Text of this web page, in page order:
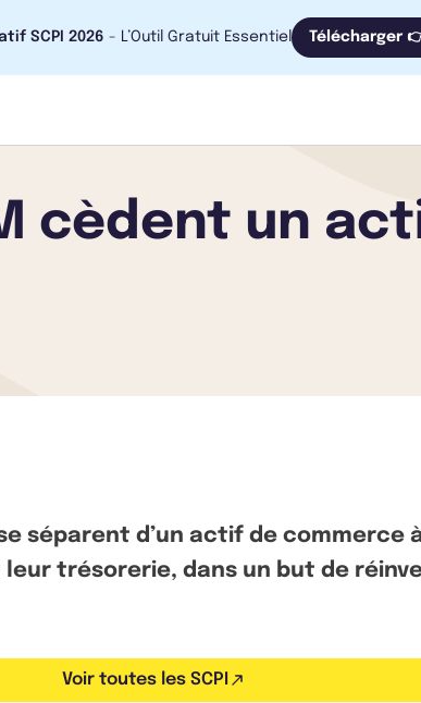
SCPI 2026 - L’Outil Gratuit Essentiel Télécharger
cèdent un
séparent d’un actif de commerce
trésorerie, dans un but de
Voir toutes les SCPI